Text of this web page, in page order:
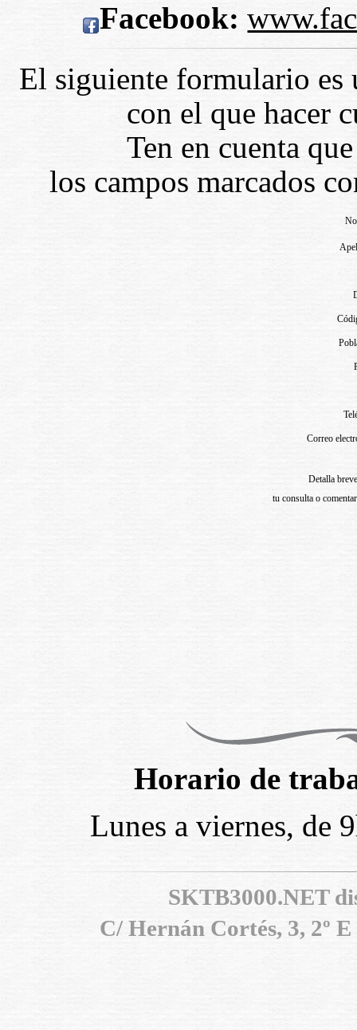
Facebook:
El siguiente formulario es
con el que hacer
Ten en cuenta
los campos marcados
Correo
Detalla
tu consulta o
Horario de
Lunes a viernes, de
SKTB3000.NET
C/ Hernán Cortés, 3, 2º